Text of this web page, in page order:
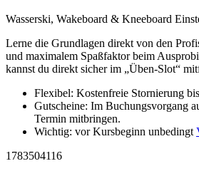
Wasserski, Wakeboard & Kneeboard
Lerne die Grundlagen direkt von den
und maximalem Spaßfaktor beim
kannst du direkt sicher im „Üben-Slot“
Flexibel: Kostenfreie Stornierung
Gutscheine: Im Buchungsvorgang
Termin mitbringen.
Wichtig: vor Kursbeginn unbedingt
1783504116